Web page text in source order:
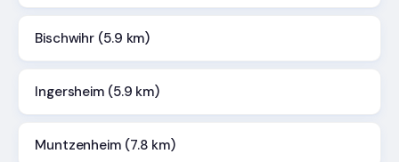
Bischwihr (5.9 km)
Ingersheim (5.9 km)
Muntzenheim (7.8 km)